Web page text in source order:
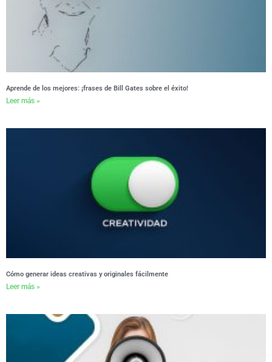
Aprende de los mejores: ¡frases de Bill Gates sobre el éxito!
Leer más »
Cómo generar ideas creativas y originales fácilmente
Leer más »